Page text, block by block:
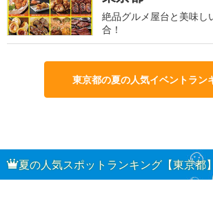
絶品グルメ屋台と美味し
合！
東京都の夏の人気イベントラン
夏の人気スポットランキング【東京都】